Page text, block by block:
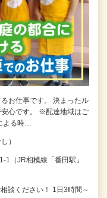
お仕事です。 決まったル
心です。 ※配達地域はご
よる時…
）
1（JR相模線「番田駅」
談ください！ 1日3時間～